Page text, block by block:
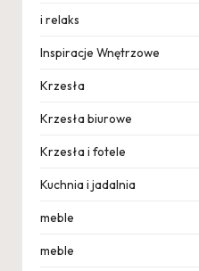
i relaks
Inspiracje Wnętrzowe
Krzesła
Krzesła biurowe
Krzesła i fotele
Kuchnia i jadalnia
meble
meble